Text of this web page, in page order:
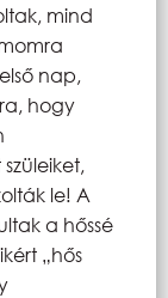
mind
nap,
hogy
le! A
a hőssé
„hős